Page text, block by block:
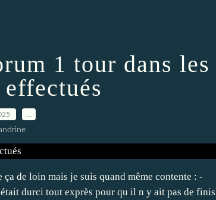
1 tour dans les
de loin mais je suis quand même contente : -
durci tout exprès pour qu il n y ait pas de